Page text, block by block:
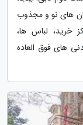
های نو و مجذوب
خرید، لباس ها،
های فوق العاده